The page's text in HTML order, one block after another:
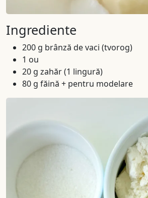
Ingrediente
200 g brânză de vaci (tvorog)
1 ou
20 g zahăr (1 lingură)
80 g făină + pentru modelare